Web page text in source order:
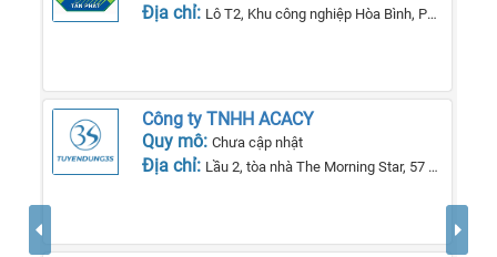
Địa chỉ: Lô T2, Khu công nghiệp Hòa Bình, Phường Lê Lợi, Tp Kon Tum, Tỉnh Kon Tum
Công ty TNHH ACACY
Quy mô:Chưa cập nhật
Địa chỉ: Lầu 2, tòa nhà The Morning Star, 57 QL13, phường 26, quận Bình Thạnh, TP Hồ Chí Minh.